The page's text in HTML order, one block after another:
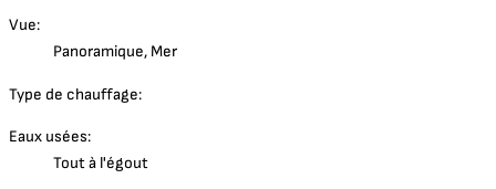
Vue:
Panoramique, Mer
Type de chauffage:
Eaux usées:
Tout à l'égout